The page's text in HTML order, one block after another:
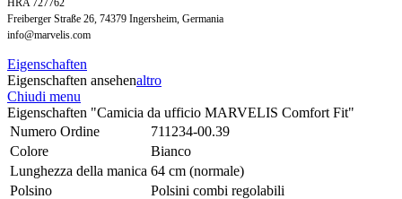
Freiberger Straße 26, 74379 Ingersheim, Germania
info@marvelis.com
Eigenschaften
Eigenschaften ansehenaltro
Chiudi menu
Eigenschaften "Camicia da ufficio MARVELIS Comfort Fit"
Numero Ordine
711234-00.39
Colore
Bianco
Lunghezza della manica 64 cm (normale)
Polsino
Polsini combi regolabili